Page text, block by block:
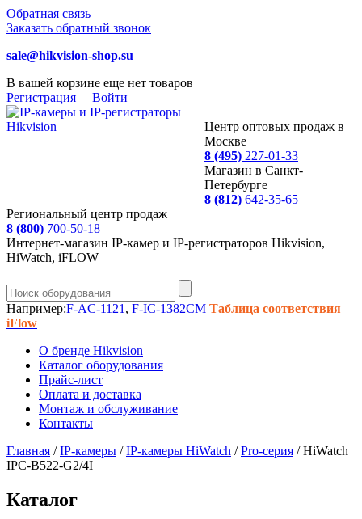
Обратная связь
Заказать обратный звонок
sale@hikvision-shop.su
В вашей корзине еще нет товаров
Регистрация
Войти
Центр оптовых продаж в
Москве
8 (495) 227-01-33
Магазин в Санкт-
Петербурге
8 (812) 642-35-65
Региональный центр продаж
8 (800) 700-50-18
Интернет-магазин IP-камер и IP-регистраторов Hikvision,
HiWatch, iFLOW
Например:F-AC-1121 , F-IC-1382CM Таблица соответствия
iFlow
О бренде Hikvision
Каталог оборудования
Прайс-лист
Оплата и доставка
Монтаж и обслуживание
Контакты
Главная /IP-камеры /IP-камеры HiWatch /Pro-серия /HiWatch
IPC-B522-G2/4I
Каталог